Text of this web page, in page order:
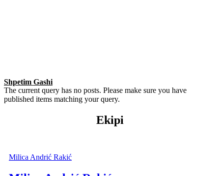
Shpetim Gashi
The current query has no posts. Please make sure you have
published items matching your query.
Ekipi
Milica Andrić Rakić